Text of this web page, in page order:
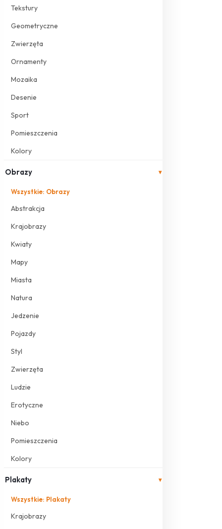
Tekstury
Geometryczne
Zwierzęta
Ornamenty
Mozaika
Desenie
Sport
Pomieszczenia
Kolory
Obrazy ▾
Wszystkie: Obrazy
Abstrakcja
Krajobrazy
Kwiaty
Mapy
Miasta
Natura
Jedzenie
Pojazdy
Styl
Zwierzęta
Ludzie
Erotyczne
Niebo
Pomieszczenia
Kolory
Plakaty ▾
Wszystkie: Plakaty
Krajobrazy